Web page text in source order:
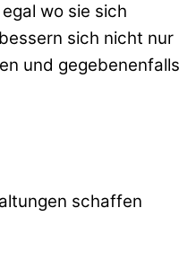
wo sie sich
sich nicht nur
und gegebenenfalls
schaffen